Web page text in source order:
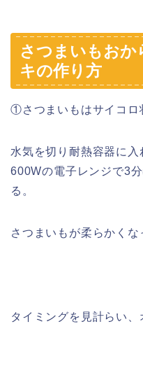
さつまいもおか
キの作り方
①さつまいもはサイコロ
水気を切り耐熱容器に入
600Wの電子レンジで3
る。
さつまいもが柔らかくな
タイミングを見計らい、